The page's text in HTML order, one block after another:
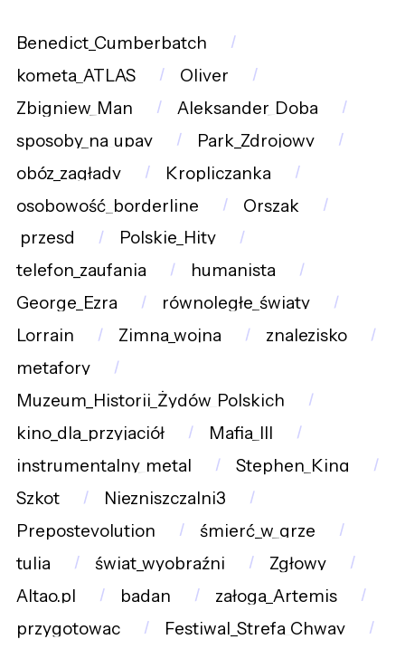
Benedict_Cumberbatch
kometa_ATLAS
Oliver
Zbigniew_Man
Aleksander_Doba
sposoby_na_upay
Park_Zdrojowy
obóz_zagłady
Kropliczanka
osobowość_borderline
Orszak
przesd
Polskie_Hity
telefon_zaufania
humanista
George_Ezra
równoległe_światy
Lorrain
Zimna_wojna
znalezisko
metafory
Muzeum_Historii_Żydów_Polskich
kino_dla_przyjaciół
Mafia_III
instrumentalny_metal
Stephen_King
Szkot
Niezniszczalni3
Prepostevolution
śmierć_w_grze
tulia
świat_wyobraźni
Zgłowy
Altao.pl
badan
załoga_Artemis
przygotowac
Festiwal_Strefa_Chway